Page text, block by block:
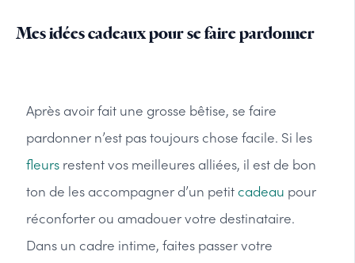
Mes idées cadeaux pour se faire pardonner
Après avoir fait une grosse bêtise, se faire
pardonner n’est pas toujours chose facile. Si les
fleurs restent vos meilleures alliées, il est de bon
ton de les accompagner d’un petitcadeau pour
réconforter ou amadouer votre destinataire.
Dans un cadre intime, faites passer votre